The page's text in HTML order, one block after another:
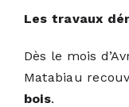
Les travaux
Dès le mois
Matabiau
bois.